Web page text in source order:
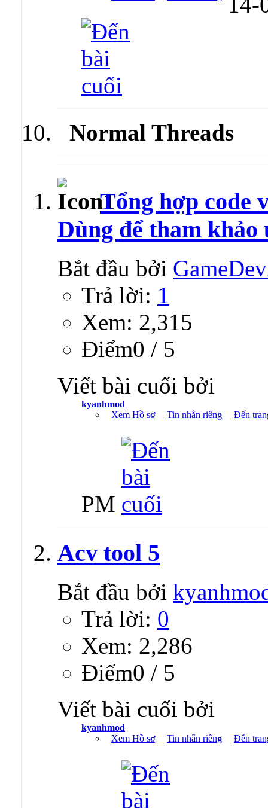
Normal Threads
Tổng hợp code
Dùng để tham khảo
Bắt đầu bởi
Trả lời: 1
Xem: 2,315
Ðiểm0 / 5
Viết bài cuối bởi
kyanhmod
Xem Hồ sơ
Tin nhắn riêng Đến
PM
Acv tool 5
Bắt đầu bởi
Trả lời: 0
Xem: 2,286
Ðiểm0 / 5
Viết bài cuối bởi
kyanhmod
Xem Hồ sơ
Tin nhắn riêng Đến